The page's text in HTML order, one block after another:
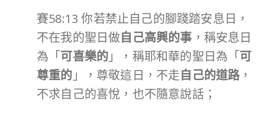
賽58:13 你若禁止自己的腳踐踏安息日，
不在我的聖日做自己高興的事 ，稱安息日
為「可喜樂的」，稱耶和華的聖日為「可
尊重的 」，尊敬這日，不走自己的道路，
不求自己的喜悅，也不隨意說話；